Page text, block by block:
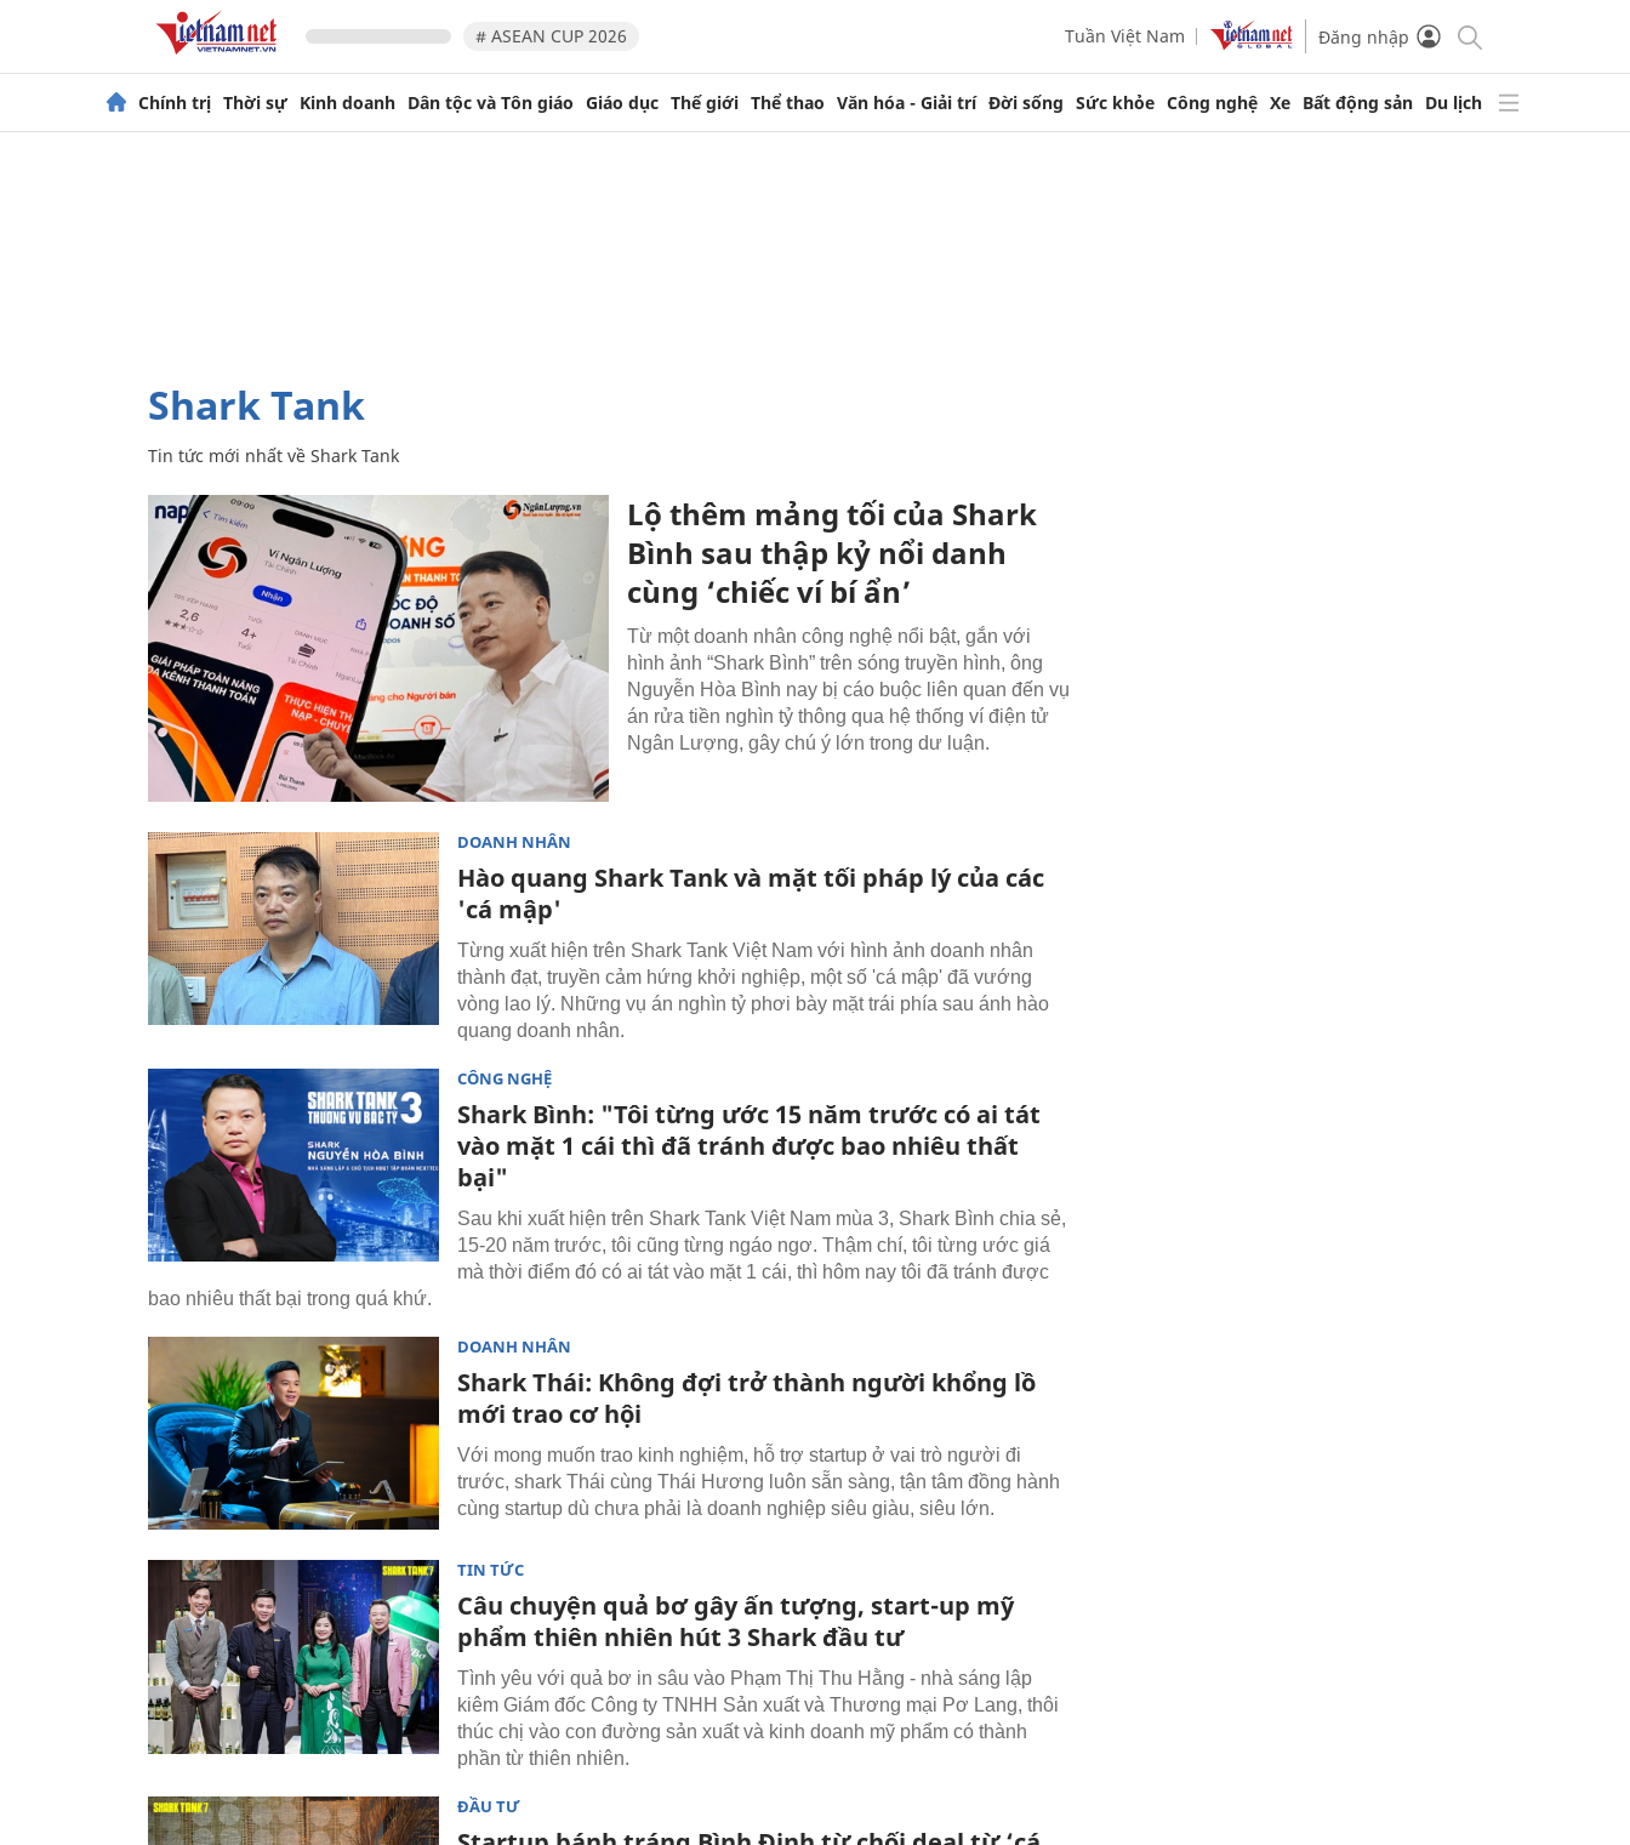
# ASEAN CUP 2026 Tuần Việt Nam Đăng nhập
Chính trị Thời sự Kinh doanh Dân tộc và Tôn giáo Giáo dục Thế giới Thể thao Văn hóa - Giải trí Đời sống Sức khỏe Công nghệ Xe Bất động sản Du lịch
Shark Tank
Tin tức mới nhất về Shark Tank
Lộ thêm mảng tối của Shark
Bình sau thập kỷ nổi danh
cùng ‘chiếc ví bí ẩn’
Từ một doanh nhân công nghệ nổi bật, gắn với
hình ảnh “Shark Bình” trên sóng truyền hình, ông
Nguyễn Hòa Bình nay bị cáo buộc liên quan đến vụ
án rửa tiền nghìn tỷ thông qua hệ thống ví điện tử
Ngân Lượng, gây chú ý lớn trong dư luận.
DOANH NHÂN
Hào quang Shark Tank và mặt tối pháp lý của các
'cá mập'
Từng xuất hiện trên Shark Tank Việt Nam với hình ảnh doanh nhân
thành đạt, truyền cảm hứng khởi nghiệp, một số 'cá mập' đã vướng
vòng lao lý. Những vụ án nghìn tỷ phơi bày mặt trái phía sau ánh hào
quang doanh nhân.
CÔNG NGHỆ
Shark Bình: "Tôi từng ước 15 năm trước có ai tát
vào mặt 1 cái thì đã tránh được bao nhiêu thất
bại"
Sau khi xuất hiện trên Shark Tank Việt Nam mùa 3, Shark Bình chia sẻ,
15-20 năm trước, tôi cũng từng ngáo ngơ. Thậm chí, tôi từng ước giá
mà thời điểm đó có ai tát vào mặt 1 cái, thì hôm nay tôi đã tránh được
bao nhiêu thất bại trong quá khứ.
DOANH NHÂN
Shark Thái: Không đợi trở thành người khổng lồ
mới trao cơ hội
Với mong muốn trao kinh nghiệm, hỗ trợ startup ở vai trò người đi
trước, shark Thái cùng Thái Hương luôn sẵn sàng, tận tâm đồng hành
cùng startup dù chưa phải là doanh nghiệp siêu giàu, siêu lớn.
TIN TỨC
Câu chuyện quả bơ gây ấn tượng, start-up mỹ
phẩm thiên nhiên hút 3 Shark đầu tư
Tình yêu với quả bơ in sâu vào Phạm Thị Thu Hằng - nhà sáng lập
kiêm Giám đốc Công ty TNHH Sản xuất và Thương mại Pơ Lang, thôi
thúc chị vào con đường sản xuất và kinh doanh mỹ phẩm có thành
phần từ thiên nhiên.
ĐẦU TƯ